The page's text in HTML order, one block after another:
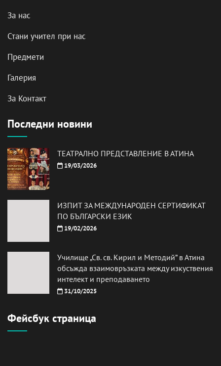
За нас
Стани учител при нас
Предмети
Галерия
За Контакт
Последни новини
ТЕАТРАЛНО ПРЕДСТАВЛЕНИЕ В АТИНА
19/03/2026
ИЗПИТ ЗА МЕЖДУНАРОДЕН СЕРТИФИКАТ
ПО БЪЛГАРСКИ ЕЗИК
19/02/2026
Училище „Св. св. Кирил и Методий” в Атина
обсъжда взаимовръзката между изкуствения
интелект и преподаването
31/10/2025
Фейсбук страница